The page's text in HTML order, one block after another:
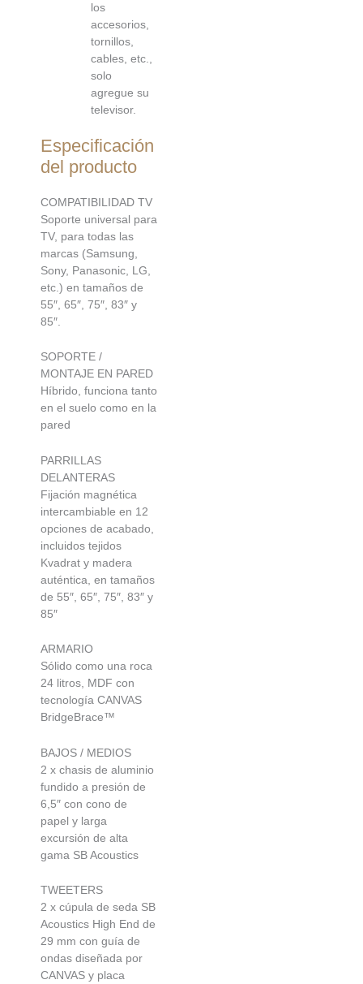
los
accesorios,
tornillos,
cables, etc.,
solo
agregue su
televisor.
Especificación
del producto
COMPATIBILIDAD TV
Soporte universal para
TV, para todas las
marcas (Samsung,
Sony, Panasonic, LG,
etc.) en tamaños de
55″, 65″, 75″, 83″ y
85″.
SOPORTE /
MONTAJE EN PARED
Híbrido, funciona tanto
en el suelo como en la
pared
PARRILLAS
DELANTERAS
Fijación magnética
intercambiable en 12
opciones de acabado,
incluidos tejidos
Kvadrat y madera
auténtica, en tamaños
de 55″, 65″, 75″, 83″ y
85″
ARMARIO
Sólido como una roca
24 litros, MDF con
tecnología CANVAS
BridgeBrace™
BAJOS / MEDIOS
2 x chasis de aluminio
fundido a presión de
6,5″ con cono de
papel y larga
excursión de alta
gama SB Acoustics
TWEETERS
2 x cúpula de seda SB
Acoustics High End de
29 mm con guía de
ondas diseñada por
CANVAS y placa